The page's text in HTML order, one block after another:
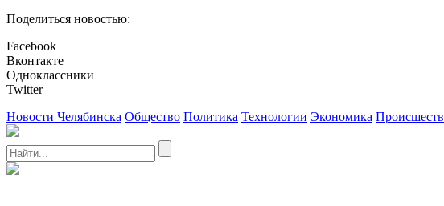
Поделиться новостью:
Facebook
Вконтакте
Одноклассники
Twitter
Новости Челябинска Общество Политика Технологии Экономика